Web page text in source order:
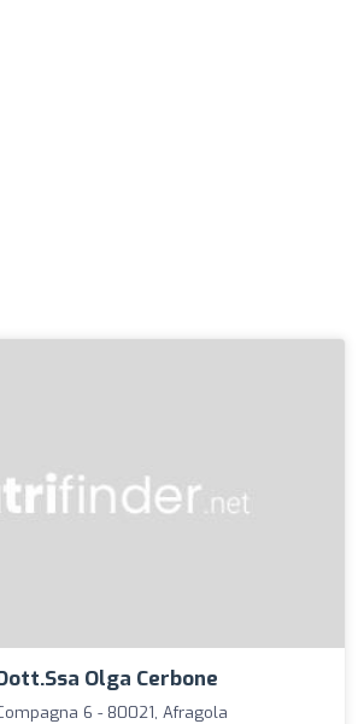
Olga Cerbone
6 - 80021, Afragola